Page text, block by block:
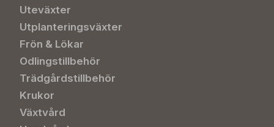
Uteväxter
Utplanteringsväxter
Frön & Lökar
Odlingstillbehör
Trädgårdstillbehör
Krukor
Växtvård